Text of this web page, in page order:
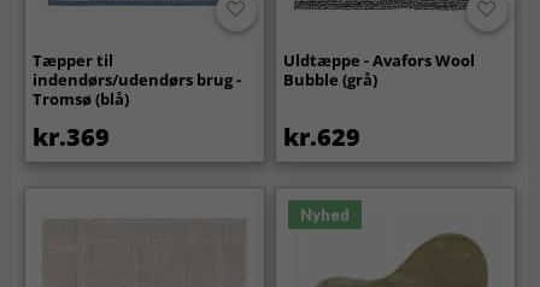
Tæpper til
indendørs/udendørs brug -
Tromsø (blå)
kr.369
Uldtæppe - Avafors Wool
Bubble (grå)
kr.629
Nyhed